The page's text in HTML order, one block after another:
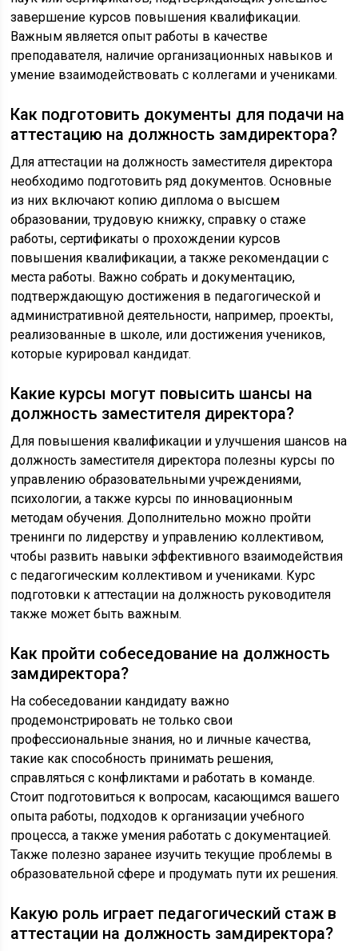
завершение курсов повышения квалификации.
Важным является опыт работы в качестве
преподавателя, наличие организационных навыков и
умение взаимодействовать с коллегами и учениками.
Как подготовить документы для подачи на
аттестацию на должность замдиректора?
Для аттестации на должность заместителя директора
необходимо подготовить ряд документов. Основные
из них включают копию диплома о высшем
образовании, трудовую книжку, справку о стаже
работы, сертификаты о прохождении курсов
повышения квалификации, а также рекомендации с
места работы. Важно собрать и документацию,
подтверждающую достижения в педагогической и
административной деятельности, например, проекты,
реализованные в школе, или достижения учеников,
которые курировал кандидат.
Какие курсы могут повысить шансы на
должность заместителя директора?
Для повышения квалификации и улучшения шансов на
должность заместителя директора полезны курсы по
управлению образовательными учреждениями,
психологии, а также курсы по инновационным
методам обучения. Дополнительно можно пройти
тренинги по лидерству и управлению коллективом,
чтобы развить навыки эффективного взаимодействия
с педагогическим коллективом и учениками. Курс
подготовки к аттестации на должность руководителя
также может быть важным.
Как пройти собеседование на должность
замдиректора?
На собеседовании кандидату важно
продемонстрировать не только свои
профессиональные знания, но и личные качества,
такие как способность принимать решения,
справляться с конфликтами и работать в команде.
Стоит подготовиться к вопросам, касающимся вашего
опыта работы, подходов к организации учебного
процесса, а также умения работать с документацией.
Также полезно заранее изучить текущие проблемы в
образовательной сфере и продумать пути их решения.
Какую роль играет педагогический стаж в
аттестации на должность замдиректора?